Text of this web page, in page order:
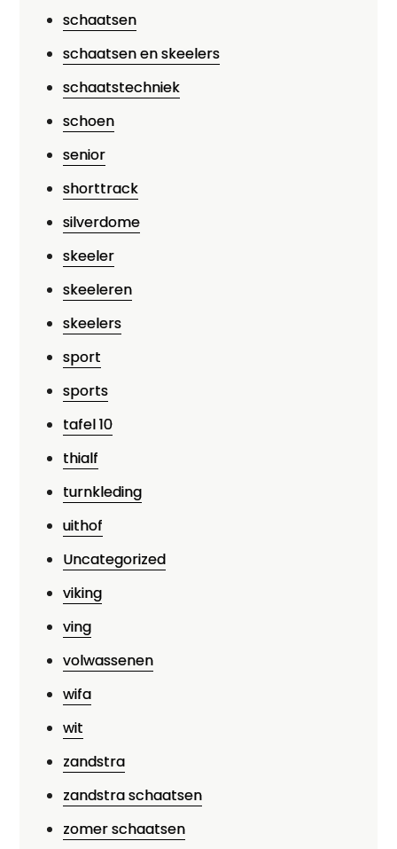
schaatsen
schaatsen en skeelers
schaatstechniek
schoen
senior
shorttrack
silverdome
skeeler
skeeleren
skeelers
sport
sports
tafel 10
thialf
turnkleding
uithof
Uncategorized
viking
ving
volwassenen
wifa
wit
zandstra
zandstra schaatsen
zomer schaatsen